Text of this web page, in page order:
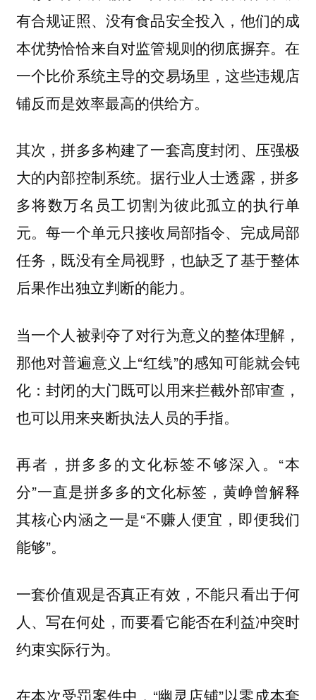
有合规证照、没有食品安全投入，他们的成
本优势恰恰来自对监管规则的彻底摒弃。在
一个比价系统主导的交易场里，这些违规店
铺反而是效率最高的供给方。
其次，拼多多构建了一套高度封闭、压强极
大的内部控制系统。据行业人士透露，拼多
多将数万名员工切割为彼此孤立的执行单
元。每一个单元只接收局部指令、完成局部
任务，既没有全局视野，也缺乏了基于整体
后果作出独立判断的能力。
当一个人被剥夺了对行为意义的整体理解，
那他对普遍意义上“红线”的感知可能就会钝
化：封闭的大门既可以用来拦截外部审查，
也可以用来夹断执法人员的手指。
再者，拼多多的文化标签不够深入。“本
分”一直是拼多多的文化标签，黄峥曾解释
其核心内涵之一是“不赚人便宜，即便我们
能够”。
一套价值观是否真正有效，不能只看出于何
人、写在何处，而要看它能否在利益冲突时
约束实际行为。
在本次受罚案件中，“幽灵店铺”以零成本套